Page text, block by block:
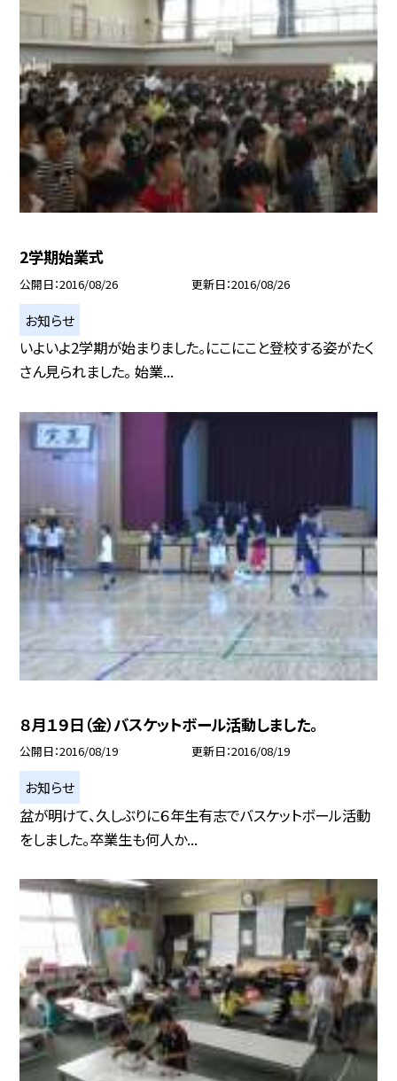
2学期始業式
公開日 2016/08/26 更新日 2016/08/26
お知らせ
いよいよ2学期が始まりました。にこにこと登校する姿がたく
さん見られました。 始業...
８月１９日（金）バスケットボール活動しました。
公開日 2016/08/19 更新日 2016/08/19
お知らせ
盆が明けて、久しぶりに６年生有志でバスケットボール活動
をしました。卒業生も何人か...